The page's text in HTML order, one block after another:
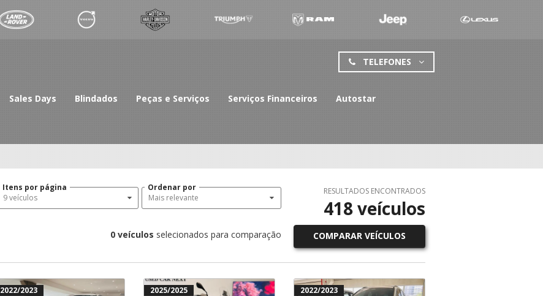
TELEFONES
Sales Days Blindados Peças e Serviços Serviços Financeiros Autostar
9 veículos
Itens por página
Mais relevante
Ordenar por
0veículos selecionados para comparação
RESULTADOS ENCONTRADOS
418veículos
2022/2023 2025/2025 2022/2023